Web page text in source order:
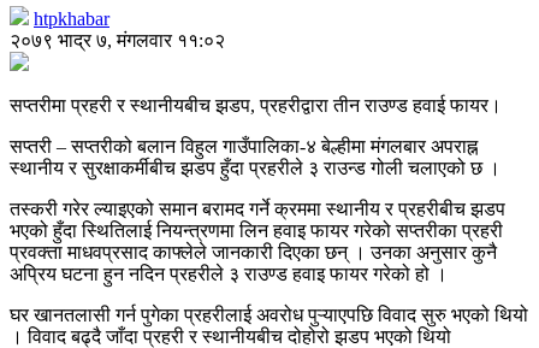
htpkhabar
२०७९ भाद्र ७, मंगलवार ११:०२
सप्तरीमा प्रहरी र स्थानीयबीच झडप, प्रहरीद्वारा तीन राउण्ड हवाई फायर।
सप्तरी – सप्तरीको बलान विहुल गाउँपालिका-४ बेल्हीमा मंगलबार अपराह्न
स्थानीय र सुरक्षाकर्मीबीच झडप हुँदा प्रहरीले ३ राउन्ड गोली चलाएको छ ।
तस्करी गरेर ल्याइएको समान बरामद गर्ने क्रममा स्थानीय र प्रहरीबीच झडप
भएको हुँदा स्थितिलाई नियन्त्रणमा लिन हवाइ फायर गरेको सप्तरीका प्रहरी
प्रवक्ता माधवप्रसाद काफ्लेले जानकारी दिएका छन् । उनका अनुसार कुनै
अप्रिय घटना हुन नदिन प्रहरीले ३ राउण्ड हवाइ फायर गरेको हो ।
घर खानतलासी गर्न पुगेका प्रहरीलाई अवरोध पुऱ्याएपछि विवाद सुरु भएको थियो
। विवाद बढ्दै जाँदा प्रहरी र स्थानीयबीच दोहोरो झडप भएको थियो